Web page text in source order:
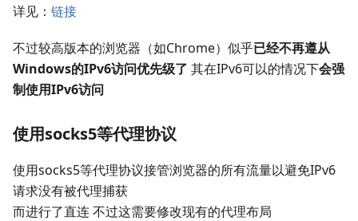
详见： 链接
不过较高版本的浏览器（如Chrome）似乎已经不再遵从
Windows的IPv6访问优先级了 其在IPv6可以的情况下会强
制使用IPv6访问
使用socks5等代理协议
使用socks5等代理协议接管浏览器的所有流量以避免IPv6
请求没有被代理捕获
而进行了直连 不过这需要修改现有的代理布局